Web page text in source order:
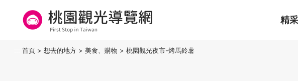
要
桃園觀光導覽網
精
首頁 > 想去的地方 > 美食、購物 > 桃園觀光夜市-烤馬鈴薯